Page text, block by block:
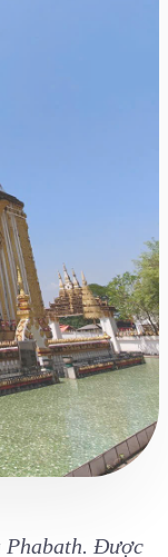
là coi phát triển
lực, vừa là
vững.